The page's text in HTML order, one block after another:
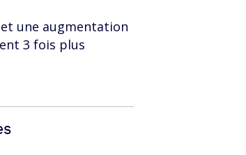
une augmentation
3 fois plus